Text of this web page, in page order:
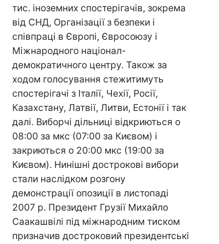
тис. іноземних спостерігачів, зокрема
від СНД, Організації з безпеки і
співпраці в Європі, Євросоюзу і
Міжнародного націонал-
демократичного центру. Також за
ходом голосування стежитимуть
спостерігачі з Італії, Чехії, Росії,
Казахстану, Латвії, Литви, Естонії і так
далі. Виборчі дільниці відкриються о
08:00 за мкс (07:00 за Києвом) і
закриються о 20:00 мкс (19:00 за
Києвом). Нинішні дострокові вибори
стали наслідком розгону
демонстрації опозиції в листопаді
2007 р. Президент Грузії Михайло
Саакашвілі під міжнародним тиском
призначив достроковий президентські